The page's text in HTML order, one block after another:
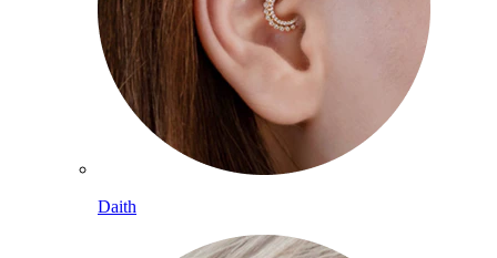
Daith